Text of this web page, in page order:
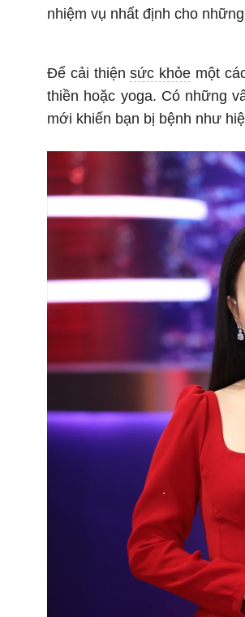
nhiệm vụ nhất định cho
Để cải thiệnsức khỏe một
thiền hoặc yoga. Có những
mới khiến bạn bị bệnh như